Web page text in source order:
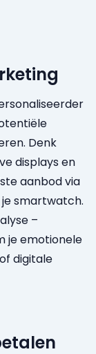
Denk
displays en
aanbod via
smartwatch.
–
je emotionele
digitale